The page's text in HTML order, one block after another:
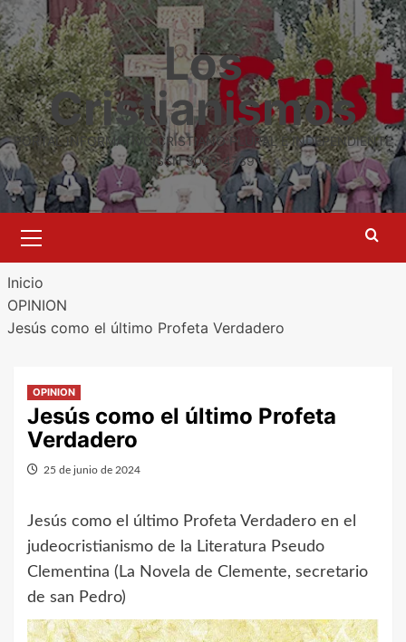
Saltar
al
contenido
Los
Cristianismos
PORTAL INFORMATIVO CRISTIANO PLURAL E INDEPENDIENTE
ISSN 3020-4739
primario
Inicio
OPINION
Jesús como el último Profeta Verdadero
OPINION
Jesús como el último Profeta
Verdadero
25 de junio de 2024
Jesús como el último Profeta Verdadero en el
judeocristianismo de la Literatura Pseudo
Clementina (La Novela de Clemente, secretario
de san Pedro)